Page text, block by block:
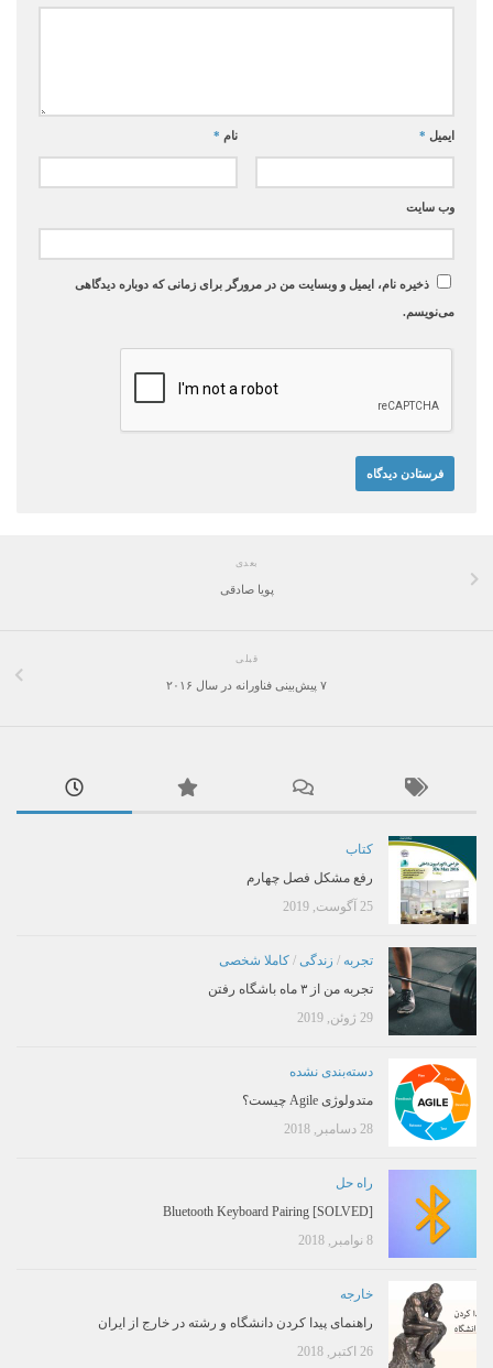
نام * ایمیل *
وب‌ سایت
ذخیره نام، ایمیل و وبسایت من در مرورگر برای زمانی که دوباره دیدگاهی
می‌نویسم.
بعدی
پویا صادقی
قبلی
۷ پیش‌بینی فناورانه در سال ۲۰۱۶
کتاب
رفع مشکل فصل چهارم
25 آگوست, 2019
تجربه / زندگی / کاملا شخصی
تجربه من از ۳ ماه باشگاه رفتن
29 ژوئن, 2019
دسته‌بندی نشده
متدولوژی Agile چیست؟
28 دسامبر, 2018
راه حل
[SOLVED] Bluetooth Keyboard Pairing
8 نوامبر, 2018
خارجه
راهنمای پیدا کردن دانشگاه و رشته در خارج از ایران
26 اکتبر, 2018